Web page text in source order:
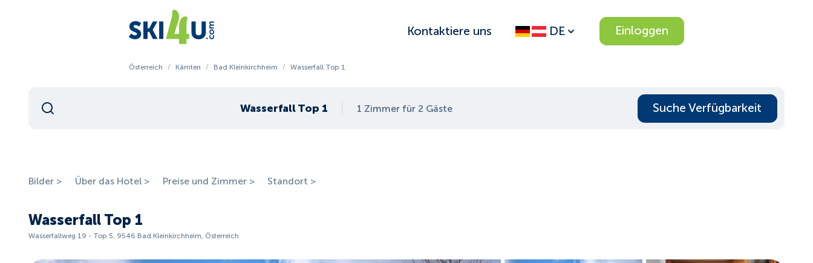
Kontaktiere uns DE Einloggen
Österreich / Kärnten / Bad Kleinkirchheim / Wasserfall Top 1
Wasserfall Top 1 1 Zimmer für 2 Gäste Suche Verfügbarkeit
Bilder > Über das Hotel > Preise und Zimmer > Standort >
Wasserfall Top 1
Wasserfallweg 19 - Top 5, 9546 Bad Kleinkirchheim, Österreich